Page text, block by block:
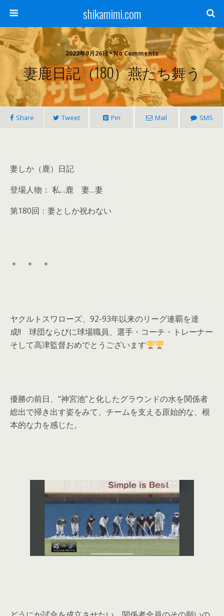
shikamimi.com
2022年9月26日 • No Comments
妻鹿日記（180）燕たち舞う
Share Tweet Pin Mail SMS
妻しか（鹿）日記
登場人物： 私…鹿 妻…妻
第180回：妻としか祝わない
＊ ＊ ＊
ヤクルトスワローズ、92-93年以来のリーグ連覇を達
成!! 球団ならびに球場職員、選手・コーチ・トレーナー
そして高津監督おめでとうございます
優勝の前日、“神宮池”と化したグラウンドの水を関係者
総出で掃き出す姿をみて、チームを支える原始的な、根
本的な力を感じた。